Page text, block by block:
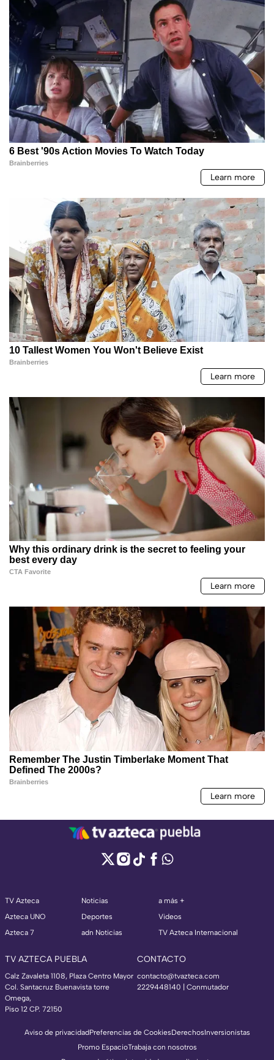
TV Azteca
Azteca UNO
Azteca 7
Noticias
Deportes
adn Noticias
a más +
Videos
TV Azteca Internacional
TV AZTECA PUEBLA
Calz Zavaleta 1108, Plaza Centro Mayor
Col. Santacruz Buenavista torre
Omega,
Piso 12 CP. 72150
CONTACTO
contacto@tvazteca.com
2229448140 | Conmutador
Aviso de privacidadPreferencias de CookiesDerechosInversionistas
Promo EspacioTrabaja con nosotros